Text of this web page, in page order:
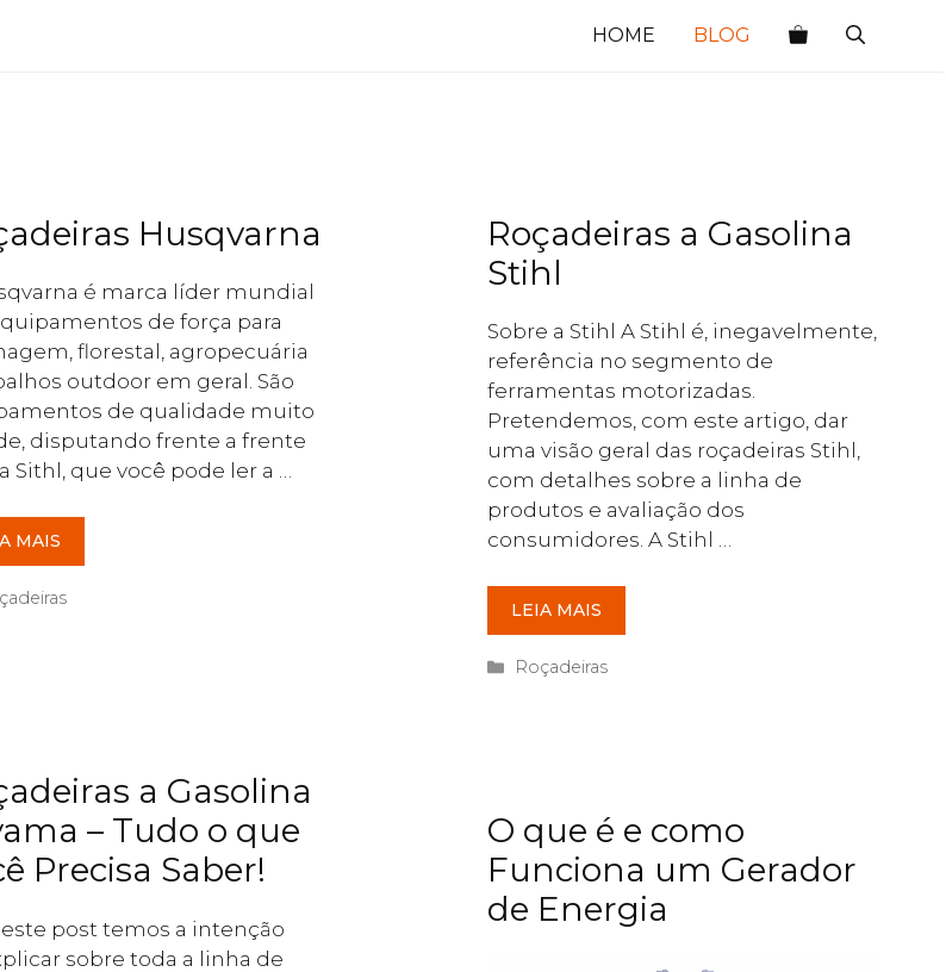
HOME BLOG
Husqvarna
é marca líder mundial
de força para
florestal, agropecuária
outdoor em geral. São
de qualidade muito
disputando frente a frente
Sithl, que você pode ler a …
MAIS
Roçadeiras a Gasolina
Stihl
Sobre a Stihl A Stihl é, inegavelmente,
referência no segmento de
ferramentas motorizadas.
Pretendemos, com este artigo, dar
uma visão geral das roçadeiras Stihl,
com detalhes sobre a linha de
produtos e avaliação dos
consumidores. A Stihl …
LEIA MAIS
Categorias
Roçadeiras
a Gasolina
– Tudo o que
Precisa Saber!
post temos a intenção
sobre toda a linha de
O que é e como
Funciona um Gerador
de Energia